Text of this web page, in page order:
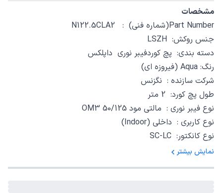
مشخصات
Part Number(شماره فنی) : N122.5CLA2
جنس روکش: LSZH
دسته بندی: پچ کوردفیبر نوری داپلکس
رنگ: Aqua (فیروزه ای)
شرکت سازنده : نگزنس
طول پچ کورد: 2 متر
نوع فیبر نوری : مالتی مود OM3 50/125
نوع کاربری : داخلی (Indoor)
نوع کانکتور: SC-LC
نمایش بیشتر